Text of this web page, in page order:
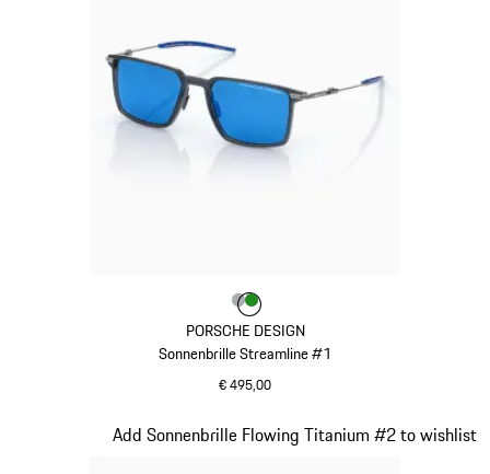
PORSCHE DESIGN
Sonnenbrille Streamline #1
€ 495,00
Farbe
FarbeFarbe
Add Sonnenbrille Flowing Titanium #2 to wishlist
Slide 21 von 21